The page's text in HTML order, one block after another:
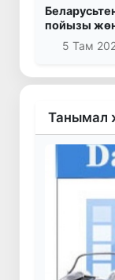
пойызы
5 Там
Танымал